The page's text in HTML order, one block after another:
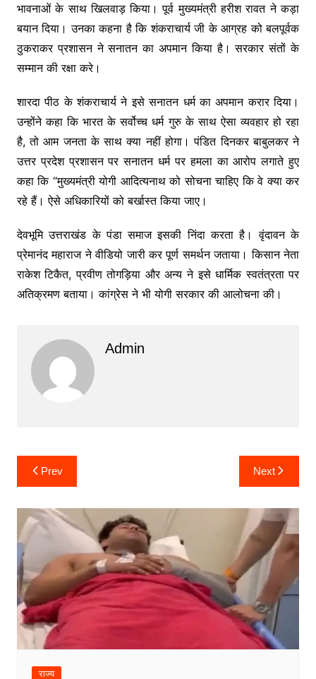
भावनाओं के साथ खिलवाड़ किया। पूर्व मुख्यमंत्री हरीश रावत ने कड़ा
बयान दिया। उनका कहना है कि शंकराचार्य जी के आग्रह को बलपूर्वक
ठुकराकर प्रशासन ने सनातन का अपमान किया है। सरकार संतों के
सम्मान की रक्षा करे।
शारदा पीठ के शंकराचार्य ने इसे सनातन धर्म का अपमान करार दिया।
उन्होंने कहा कि भारत के सर्वोच्च धर्म गुरु के साथ ऐसा व्यवहार हो रहा
है, तो आम जनता के साथ क्या नहीं होगा। पंडित दिनकर बाबुलकर ने
उत्तर प्रदेश प्रशासन पर सनातन धर्म पर हमला का आरोप लगाते हुए
कहा कि “मुख्यमंत्री योगी आदित्यनाथ को सोचना चाहिए कि वे क्या कर
रहे हैं। ऐसे अधिकारियों को बर्खास्त किया जाए।
देवभूमि उत्तराखंड के पंडा समाज इसकी निंदा करता है। वृंदावन के
प्रेमानंद महाराज ने वीडियो जारी कर पूर्ण समर्थन जताया। किसान नेता
राकेश टिकैत, प्रवीण तोगड़िया और अन्य ने इसे धार्मिक स्वतंत्रता पर
अतिक्रमण बताया। कांग्रेस ने भी योगी सरकार की आलोचना की।
Admin
Post
navigation
Prev Next
राज्य